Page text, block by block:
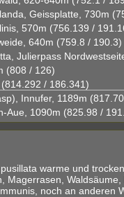
Geissplatte, 730m
570m (756.139 /
640m (759.8 / 190.3)
Julierpass
(808 / 126)
/ 186.341)
Innufer, 1189m
Aue, 1090m (825.98 /
warme und
Magerrasen,
noch an anderen